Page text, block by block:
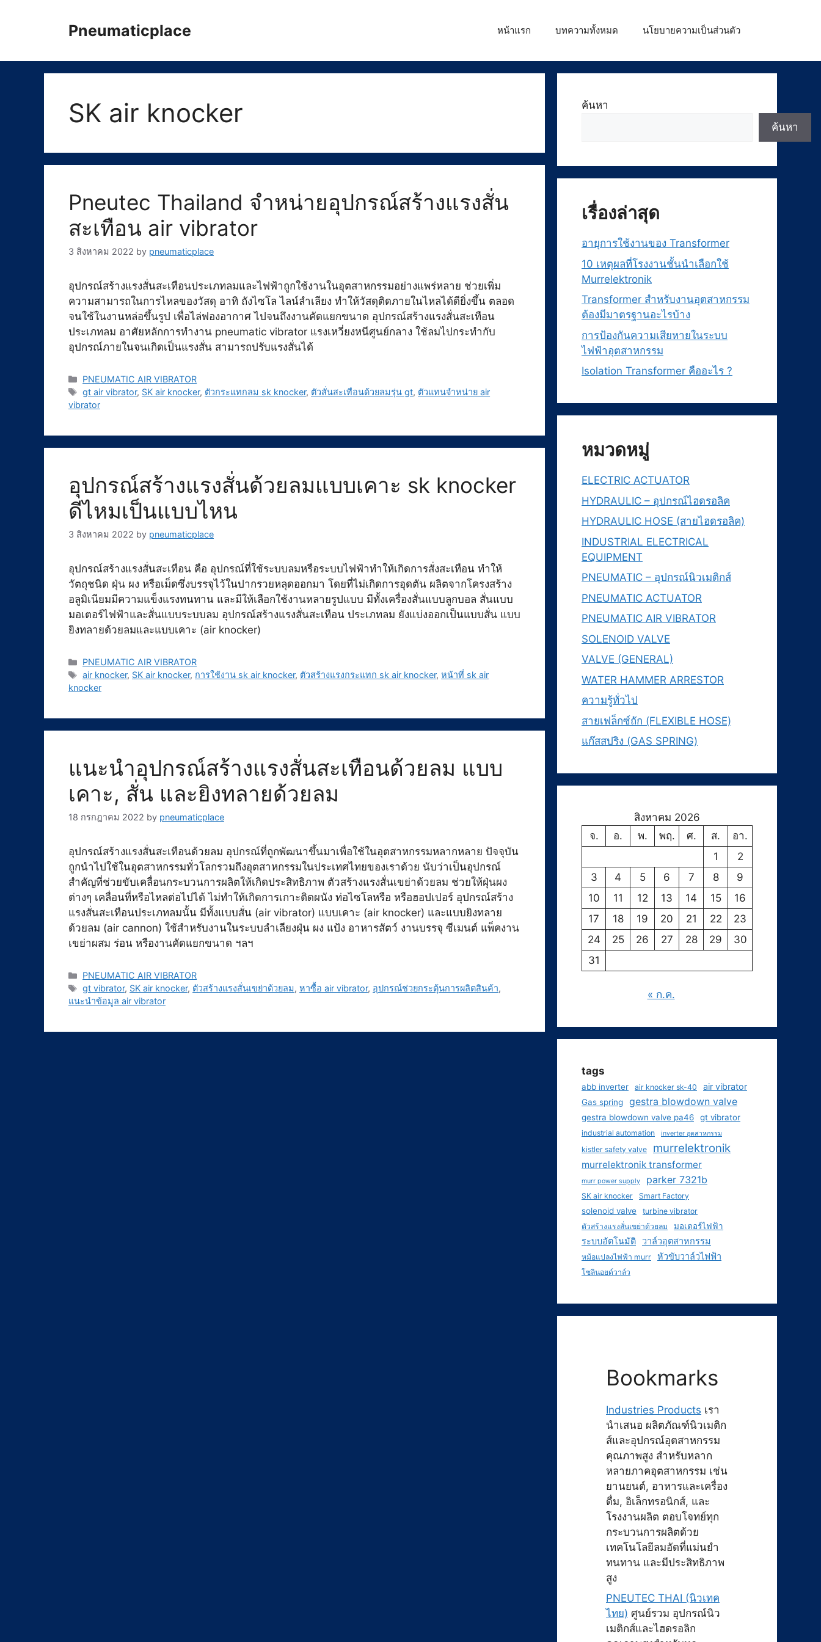
Pneumaticplace หน้าแรก บทความทั้งหมด นโยบายความเป็นส่วนตัว
SK air knocker
Pneutec Thailand จำหน่ายอุปกรณ์สร้างแรงสั่น
สะเทือน air vibrator
3 สิงหาคม 2022 by pneumaticplace
อุปกรณ์สร้างแรงสั่นสะเทือนประเภทลมและไฟฟ้าถูกใช้งานในอุตสาหกรรมอย่างแพร่หลาย ช่วยเพิ่ม
ความสามารถในการไหลของวัสดุ อาทิ ถังไซโล ไลน์ลำเลียง ทำให้วัสดุติดภายในไหลได้ดียิ่งขึ้น ตลอด
จนใช้ในงานหล่อขึ้นรูป เพื่อไล่ฟองอากาศ ไปจนถึงงานคัดแยกขนาด อุปกรณ์สร้างแรงสั่นสะเทือน
ประเภทลม อาศัยหลักการทำงาน pneumatic vibrator แรงเหวี่ยงหนีศูนย์กลาง ใช้ลมไปกระทำกับ
อุปกรณ์ภายในจนเกิดเป็นแรงสั่น สามารถปรับแรงสั่นได้
Categories
PNEUMATIC AIR VIBRATOR
Tags
gt air vibrator, SK air knocker, ตัวกระแทกลม sk knocker, ตัวสั่นสะเทือนด้วยลมรุ่น gt, ตัวแทนจำหน่าย air
vibrator
อุปกรณ์สร้างแรงสั่นด้วยลมแบบเคาะ sk knocker
ดีไหมเป็นแบบไหน
3 สิงหาคม 2022 by pneumaticplace
อุปกรณ์สร้างแรงสั่นสะเทือน คือ อุปกรณ์ที่ใช้ระบบลมหรือระบบไฟฟ้าทำให้เกิดการสั่งสะเทือน ทำให้
วัตถุชนิด ฝุ่น ผง หรือเม็ดซึ่งบรรจุไว้ในปากรวยหลุดออกมา โดยที่ไม่เกิดการอุดตัน ผลิตจากโครงสร้าง
อลูมิเนียมมีความแข็งแรงทนทาน และมีให้เลือกใช้งานหลายรูปแบบ มีทั้งเครื่องสั่นแบบลูกบอล สั่นแบบ
มอเตอร์ไฟฟ้าและสั่นแบบระบบลม อุปกรณ์สร้างแรงสั่นสะเทือน ประเภทลม ยังแบ่งออกเป็นแบบสั่น แบบ
ยิงทลายด้วยลมและแบบเคาะ (air knocker)
Categories
PNEUMATIC AIR VIBRATOR
Tags
air knocker, SK air knocker, การใช้งาน sk air knocker, ตัวสร้างแรงกระแทก sk air knocker,หน้าที่ sk air
knocker
แนะนำอุปกรณ์สร้างแรงสั่นสะเทือนด้วยลม แบบ
เคาะ, สั่น และยิงทลายด้วยลม
18 กรกฎาคม 2022 by pneumaticplace
อุปกรณ์สร้างแรงสั่นสะเทือนด้วยลม อุปกรณ์ที่ถูกพัฒนาขึ้นมาเพื่อใช้ในอุตสาหกรรมหลากหลาย ปัจจุบัน
ถูกนำไปใช้ในอุตสาหกรรมทั่วโลกรวมถึงอุตสาหกรรมในประเทศไทยของเราด้วย นับว่าเป็นอุปกรณ์
สำคัญที่ช่วยขับเคลื่อนกระบวนการผลิตให้เกิดประสิทธิภาพ ตัวสร้างแรงสั่นเขย่าด้วยลม ช่วยให้ฝุ่นผง
ต่างๆ เคลื่อนที่หรือไหลต่อไปได้ ไม่ทำให้เกิดการเกาะติดผนัง ท่อไซโลหรือ หรือฮอปเปอร์ อุปกรณ์สร้าง
แรงสั่นสะเทือนประเภทลมนั้น มีทั้งแบบสั่น (air vibrator) แบบเคาะ (air knocker) และแบบยิงทลาย
ด้วยลม (air cannon) ใช้สำหรับงานในระบบลำเลียงฝุ่น ผง แป้ง อาหารสัตว์ งานบรรจุ ซีเมนต์ แพ็คงาน
เขย่าผสม ร่อน หรืองานคัดแยกขนาด ฯลฯ
Categories
PNEUMATIC AIR VIBRATOR
Tags
gt vibrator, SK air knocker, ตัวสร้างแรงสั่นเขย่าด้วยลม,หาซื้อ air vibrator, อุปกรณ์ช่วยกระตุ้นการผลิตสินค้า,
แนะนำข้อมูล air vibrator
ค้นหา
ค้นหา
เรื่องล่าสุด
อายุการใช้งานของ Transformer
10 เหตุผลที่โรงงานชั้นนำเลือกใช้
Murrelektronik
Transformer สำหรับงานอุตสาหกรรม
ต้องมีมาตรฐานอะไรบ้าง
การป้องกันความเสียหายในระบบ
ไฟฟ้าอุตสาหกรรม
Isolation Transformer คืออะไร ?
หมวดหมู่
ELECTRIC ACTUATOR
HYDRAULIC – อุปกรณ์ไฮดรอลิค
HYDRAULIC HOSE (สายไฮดรอลิค)
INDUSTRIAL ELECTRICAL
EQUIPMENT
PNEUMATIC – อุปกรณ์นิวเมติกส์
PNEUMATIC ACTUATOR
PNEUMATIC AIR VIBRATOR
SOLENOID VALVE
VALVE (GENERAL)
WATER HAMMER ARRESTOR
ความรู้ทั่วไป
สายเฟล็กซ์ถัก (FLEXIBLE HOSE)
แก๊สสปริง (GAS SPRING)
สิงหาคม 2026
จ.
อ. พ. พฤ. ศ. ส.
อา.
1
2
3
4 5 6 7 8
9
10
11 12 13 14 15
16
17
18 19 20 21 22
23
24
25 26 27 28 29
30
31
« ก.ค.
tags
abb inverter air knocker sk-40 air vibrator
Gas spring gestra blowdown valve
gestra blowdown valve pa46 gt vibrator
industrial automation inverter อุตสาหกรรม
kistler safety valve murrelektronik
murrelektronik transformer
murr power supply parker 7321b
SK air knocker Smart Factory
solenoid valve
turbine vibrator
ตัวสร้างแรงสั่นเขย่าด้วยลม
มอเตอร์ไฟฟ้า
ระบบอัตโนมัติ วาล์วอุตสาหกรรม
หม้อแปลงไฟฟ้า murr หัวขับวาล์วไฟฟ้า
โซลินอยด์วาล์ว
Bookmarks
Industries Products เรา
นำเสนอ ผลิตภัณฑ์นิวเมติก
ส์และอุปกรณ์อุตสาหกรรม
คุณภาพสูง สำหรับหลาก
หลายภาคอุตสาหกรรม เช่น
ยานยนต์, อาหารและเครื่อง
ดื่ม, อิเล็กทรอนิกส์, และ
โรงงานผลิต ตอบโจทย์ทุก
กระบวนการผลิตด้วย
เทคโนโลยีลมอัดที่แม่นยำ
ทนทาน และมีประสิทธิภาพ
สูง
PNEUTEC THAI (นิวเทค
ไทย) ศูนย์รวม อุปกรณ์นิว
เมติกส์และไฮดรอลิก